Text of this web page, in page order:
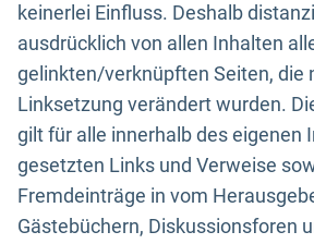
keinerlei Einfluss. Deshalb
ausdrücklich von allen Inhalten
gelinkten/verknüpften Seiten, die
Linksetzung verändert wurden.
gilt für alle innerhalb des eigenen
gesetzten Links und Verweise
Fremdeinträge in vom
Gästebüchern, Diskussionsforen